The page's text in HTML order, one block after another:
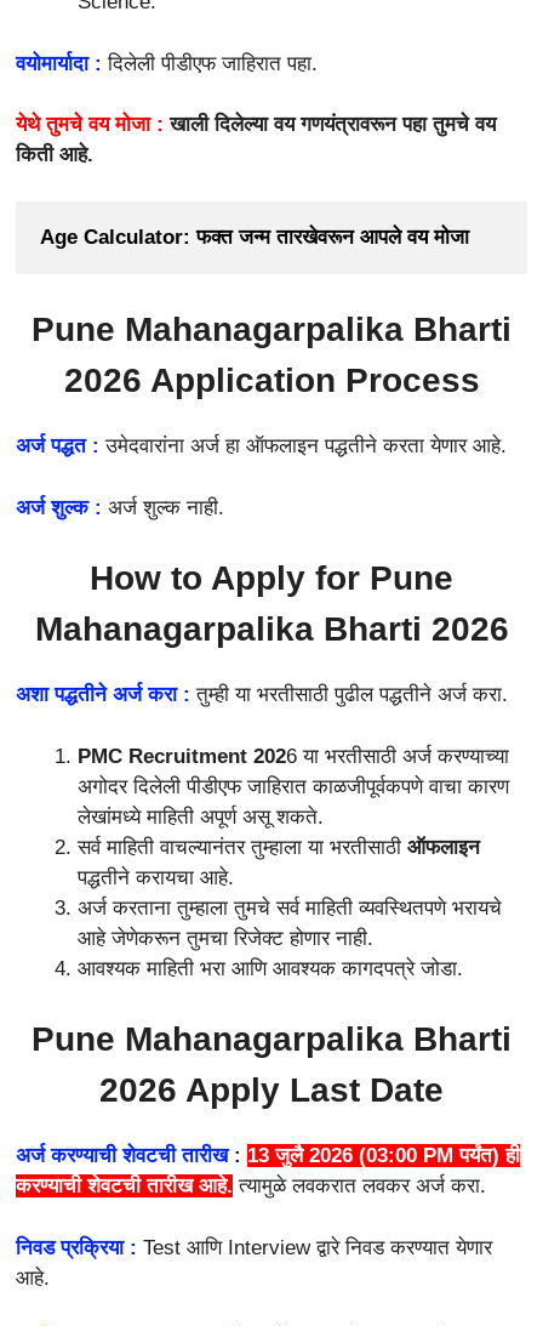
वयोमार्यादा : दिलेली पीडीएफ जाहिरात पहा.
येथे तुमचे वय मोजा :खाली दिलेल्या वय गणयंत्रावरून पहा तुमचे वय
किती आहे.
Age Calculator: फक्त जन्म तारखेवरून आपले वय मोजा
Pune Mahanagarpalika Bharti
2026 Application Process
अर्ज पद्धत : उमेदवारांना अर्ज हा ऑफलाइन पद्धतीने करता येणार आहे.
अर्ज शुल्क : अर्ज शुल्क नाही.
How to Apply for Pune
Mahanagarpalika Bharti 2026
अशा पद्धतीने अर्ज करा : तुम्ही या भरतीसाठी पुढील पद्धतीने अर्ज करा.
PMC Recruitment 2026 या भरतीसाठी अर्ज करण्याच्या
अगोदर दिलेली पीडीएफ जाहिरात काळजीपूर्वकपणे वाचा कारण
लेखांमध्ये माहिती अपूर्ण असू शकते.
सर्व माहिती वाचल्यानंतर तुम्हाला या भरतीसाठी ऑफलाइन
पद्धतीने करायचा आहे.
अर्ज करताना तुम्हाला तुमचे सर्व माहिती व्यवस्थितपणे भरायचे
आहे जेणेकरून तुमचा रिजेक्ट होणार नाही.
आवश्यक माहिती भरा आणि आवश्यक कागदपत्रे जोडा.
Pune Mahanagarpalika Bharti
2026 Apply Last Date
अर्ज करण्याची शेवटची तारीख : 13 जुलै 2026 (03:00 PM पर्यंत) ही
करण्याची शेवटची तारीख आहे. त्यामुळे लवकरात लवकर अर्ज करा.
निवड प्रक्रिया : Test आणि Interview द्वारे निवड करण्यात येणार
आहे.